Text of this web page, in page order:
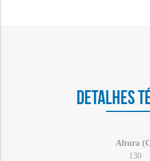
DETALHES
Altura
130